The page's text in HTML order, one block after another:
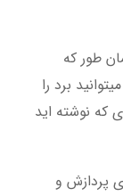
طور که
بالاتر گفته شد با استفاده از پورت USB AB میتوانید برد را
که نوشته اید
پردازش و